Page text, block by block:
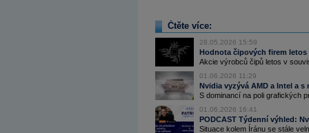
Čtěte více:
28.05.2026 15:59
Hodnota čipových firem
Akcie výrobců čipů letos v
01.06.2026 11:29
Nvidia vyzývá AMD a Intel a
S dominancí na poli grafických
01.06.2026 16:41
PODCAST Týdenní výhled:
Situace kolem Íránu se stále